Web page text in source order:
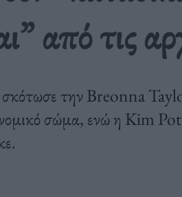
από τις
την Breonna
σώμα, ενώ η Kim